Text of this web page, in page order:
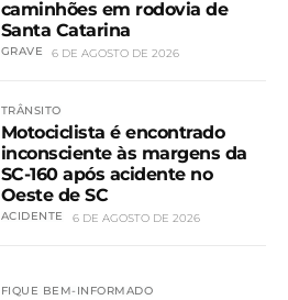
caminhões em rodovia de
Santa Catarina
GRAVE 6 DE AGOSTO DE 2026
TRÂNSITO
Motociclista é encontrado
inconsciente às margens da
SC-160 após acidente no
Oeste de SC
ACIDENTE 6 DE AGOSTO DE 2026
FIQUE BEM-INFORMADO